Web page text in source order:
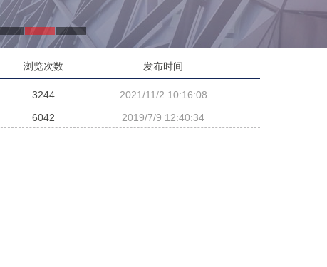
浏览次数 发布时间
3244
2021/11/2 10:16:08
6042 2019/7/9 12:40:34